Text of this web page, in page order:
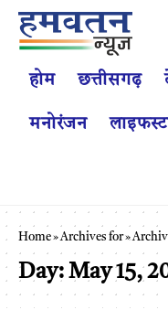
होम छत्तीसगढ़
मनोरंजन
Home» Archives for»
Day: May 15,